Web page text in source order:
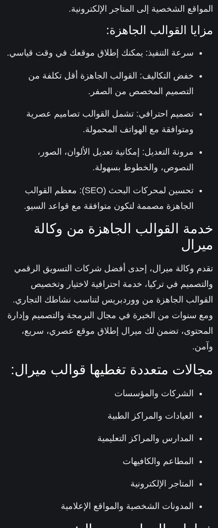
الشخصية إلى المتاجر الإلكترونية.
القوالب الجاهزة:
سرعة التنفيذ: يمكنك إطلاق موقعك في وقت قياسي.
خفض التكاليف: القوالب الجاهزة أقل تكلفة من
التصميم المخصص من الصفر.
تصميم احترافي : تشمل القوالب تصاميم عصرية
ومتوافقة مع الهواتف المحمولة.
مرونة التعديل: إمكانية تعديل الألوان، الصور،
النصوص، والخطوط بسهولة.
تحسين لمحركات البحث (SEO)
: معظم القوالب
الجاهزة مصممة لتكون متوافقة مع قواعد السيو.
القوالب الجاهزة من وكالة
وكالةميرال، إحدى أفضل شركات التسويق الرقمي
في تركيا، خدمة احترافية لاختيار وتخصيص
الجاهزة من ووردبريس لتناسب نشاطك التجاري.
سنوات من الخبرة في مجال البرمجة والتصميم وإدارة
تضمن لك ميرال إطلاق موقع عصري، سريع،
متعددة تغطيها قوالب ميرال:
الشركات والمؤسسات
العيادات والمراكز الطبية
المدارس والمراكز التعليمية
المطاعم والكافيهات
المتاجر الإلكترونية
المدونات الشخصية والمواقع الإعلامية